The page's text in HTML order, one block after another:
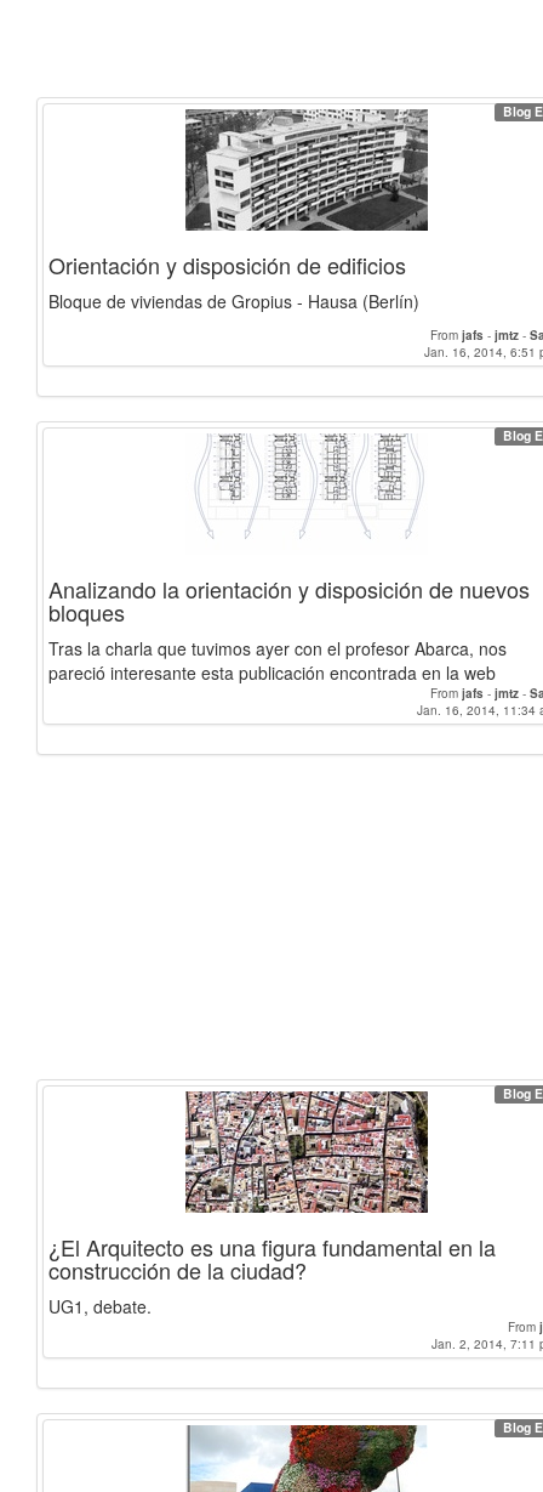
Blog
Orientación y disposición de edificios
Bloque de viviendas de Gropius - Hausa (Berlín)
From jafs - jmtz -
Jan. 16, 2014, 6:51
Blog
Analizando la orientación y disposición de nuevos
bloques
Tras la charla que tuvimos ayer con el profesor Abarca, nos
pareció interesante esta publicación encontrada en la web
From jafs - jmtz -
Jan. 16, 2014, 11:34
Blog
¿El Arquitecto es una figura fundamental en la
construcción de la ciudad?
UG1, debate.
From
Jan. 2, 2014, 7:11
Blog